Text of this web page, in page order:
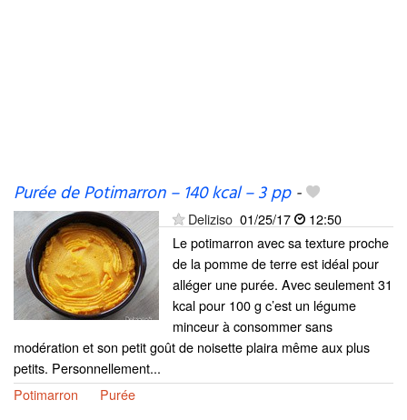
Purée de Potimarron – 140 kcal – 3 pp-
Deliziso 01/25/17
12:50
Le potimarron avec sa texture proche
de la pomme de terre est idéal pour
alléger une purée. Avec seulement 31
kcal pour 100 g c’est un légume
minceur à consommer sans
modération et son petit goût de noisette plaira même aux plus
petits. Personnellement...
Potimarron
Purée